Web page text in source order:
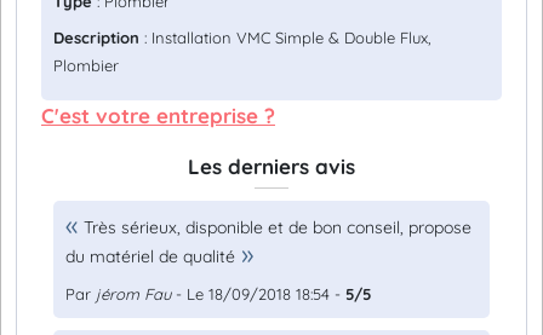
Description : Installation VMC Simple & Double Flux,
Plombier
C'est votre entreprise ?
Les derniers avis
Très sérieux, disponible et de bon conseil, propose
du matériel de qualité
Par jérom Fau- Le 18/09/2018 18:54 - 5/5